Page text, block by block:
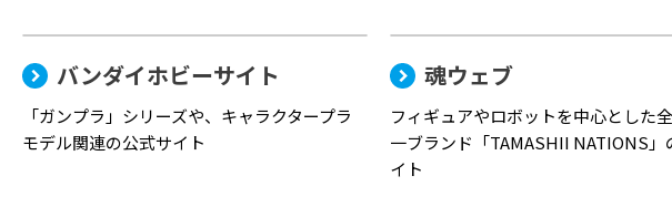
バンダイホビーサイト
「ガンプラ」シリーズや、キャラクタープラ
モデル関連の公式サイト
魂ウェブ
フィギュアやロボットを中心とした
一ブランド「TAMASHII NATIONS」
イト